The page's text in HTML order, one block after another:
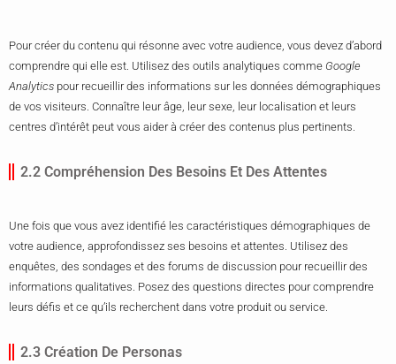
Pour créer du contenu qui résonne avec votre audience, vous devez d’abord
comprendre qui elle est. Utilisez des outils analytiques comme Google
Analytics pour recueillir des informations sur les données démographiques
de vos visiteurs. Connaître leur âge, leur sexe, leur localisation et leurs
centres d’intérêt peut vous aider à créer des contenus plus pertinents.
2.2 Compréhension Des Besoins Et Des Attentes
Une fois que vous avez identifié les caractéristiques démographiques de
votre audience, approfondissez ses besoins et attentes. Utilisez des
enquêtes, des sondages et des forums de discussion pour recueillir des
informations qualitatives. Posez des questions directes pour comprendre
leurs défis et ce qu’ils recherchent dans votre produit ou service.
2.3 Création De Personas